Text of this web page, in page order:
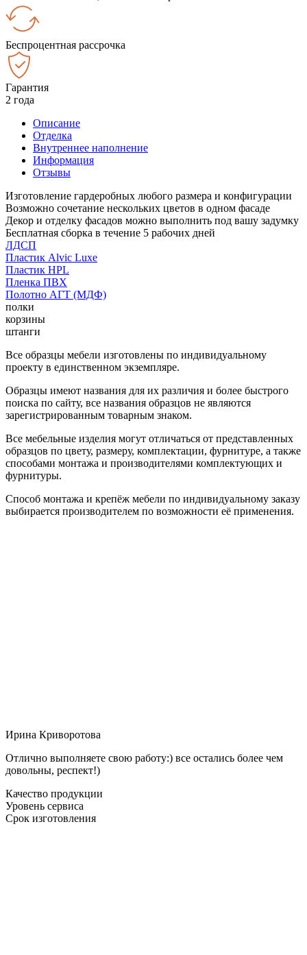
Беспроцентная рассрочка
Гарантия
2 года
Описание
Отделка
Внутреннее наполнение
Информация
Отзывы
Изготовление гардеробных любого размера и конфигурации
Возможно сочетание нескольких цветов в одном фасаде
Декор и отделку фасадов можно выполнить под вашу задумку
Бесплатная сборка в течение 5 рабочих дней
ЛДСП
Пластик Alvic Luxe
Пластик HPL
Пленка ПВХ
Полотно АГТ (МДФ)
полки
корзины
штанги
Все образцы мебели изготовлены по индивидуальному
проекту в единственном экземпляре.
Образцы имеют названия для их различия и более быстрого
поиска по сайту, все названия образцов не являются
зарегистрированным товарным знаком.
Все мебельные изделия могут отличаться от представленных
образцов по цвету, размеру, комплектации, фурнитуре, а также
способами монтажа и производителями комплектующих и
фурнитуры.
Способ монтажа и крепёж мебели по индивидуальному заказу
выбирается производителем по возможности её применения.
Ирина Криворотова
Отлично выполняете свою работу:) все остались более чем
довольны, респект!)
Качество продукции
Уровень сервиса
Срок изготовления